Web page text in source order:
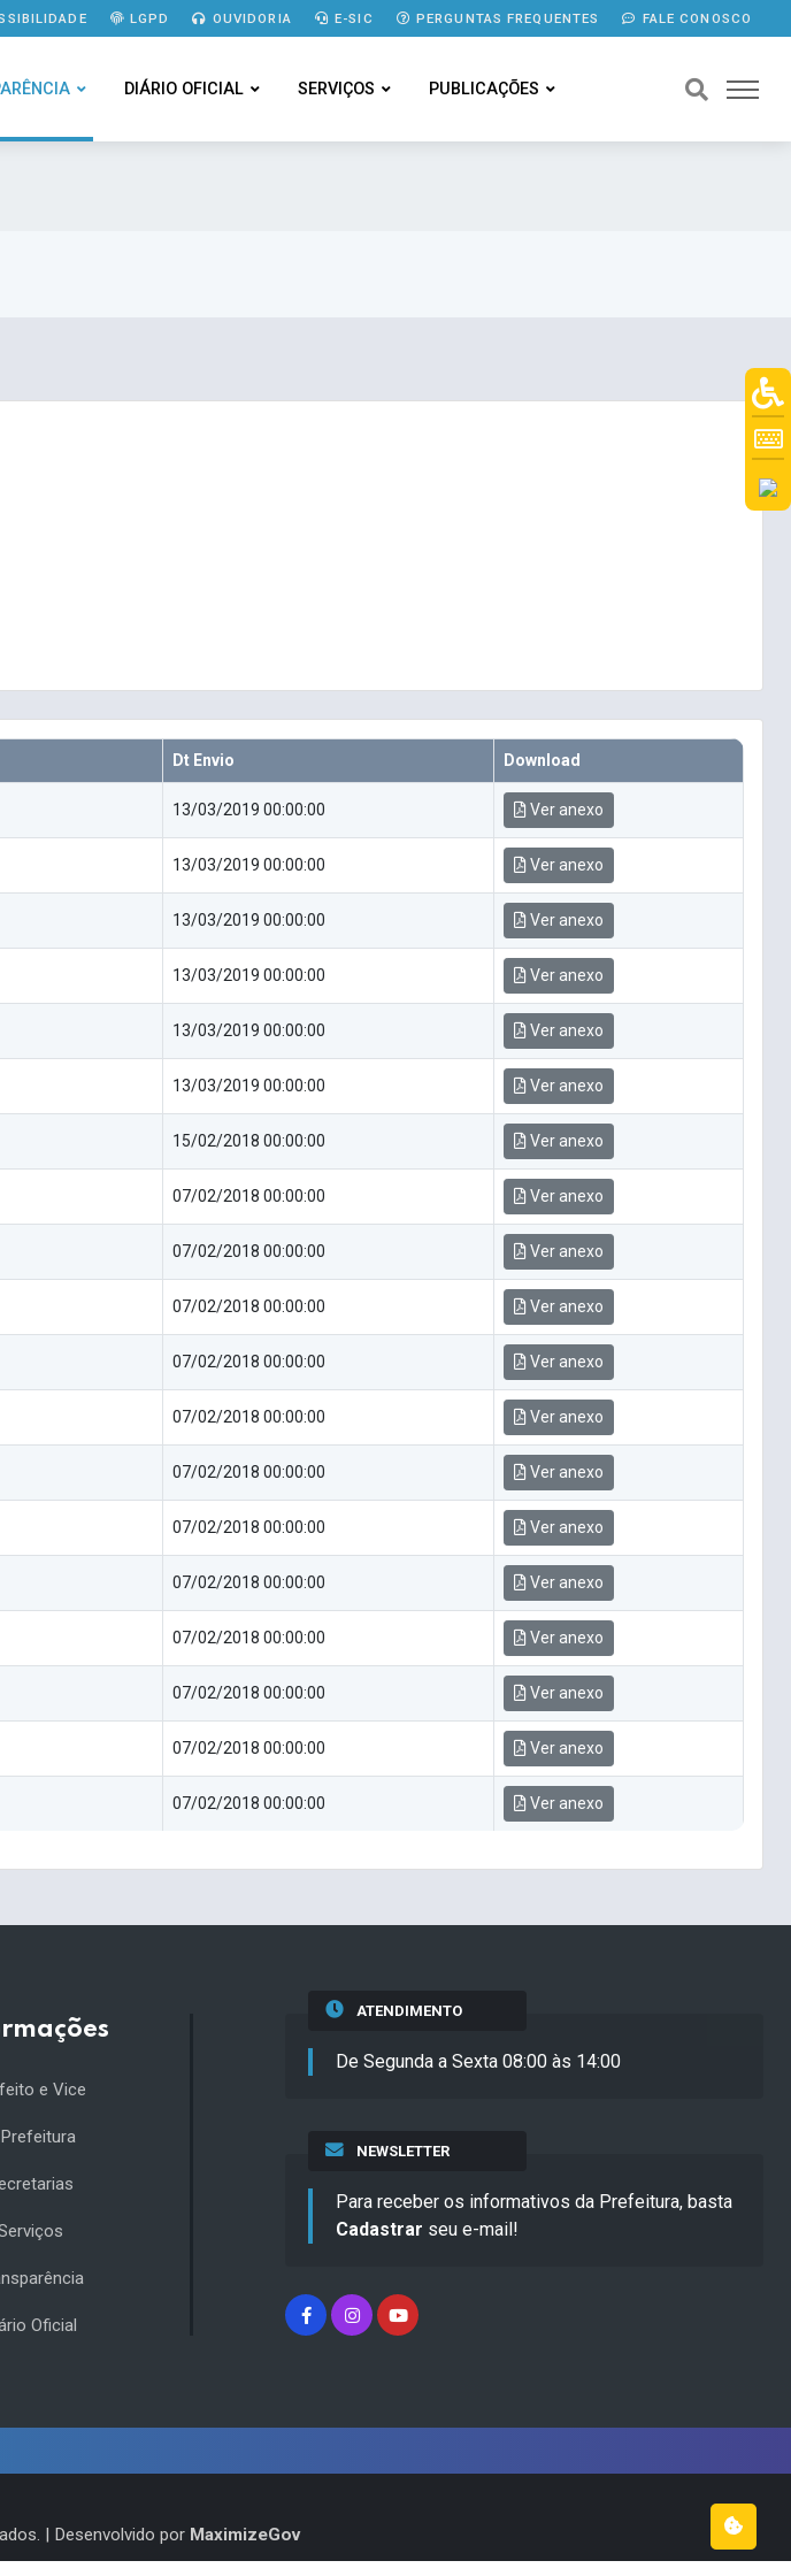
LGPD OUVIDORIA E-SIC PERGUNTAS FREQUENTES FALE CONOSCO
DIÁRIO OFICIAL SERVIÇOS PUBLICAÇÕES
Dt Envio Download
13/03/2019 00:00:00 Ver anexo
13/03/2019 00:00:00 Ver anexo
13/03/2019 00:00:00 Ver anexo
13/03/2019 00:00:00 Ver anexo
13/03/2019 00:00:00 Ver anexo
13/03/2019 00:00:00 Ver anexo
15/02/2018 00:00:00 Ver anexo
07/02/2018 00:00:00 Ver anexo
07/02/2018 00:00:00 Ver anexo
07/02/2018 00:00:00 Ver anexo
07/02/2018 00:00:00 Ver anexo
07/02/2018 00:00:00 Ver anexo
07/02/2018 00:00:00 Ver anexo
07/02/2018 00:00:00 Ver anexo
07/02/2018 00:00:00 Ver anexo
07/02/2018 00:00:00 Ver anexo
07/02/2018 00:00:00 Ver anexo
07/02/2018 00:00:00 Ver anexo
07/02/2018 00:00:00 Ver anexo
e Vice
Oficial
ATENDIMENTO
De Segunda a Sexta 08:00 às 14:00
NEWSLETTER
Para receber os informativos da Prefeitura, basta
Cadastrar seu e-mail!
| Desenvolvido por MaximizeGov